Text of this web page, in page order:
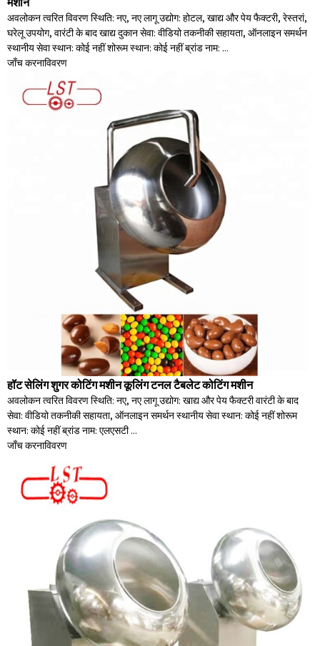
अवलोकन त्वरित विवरण स्थिति: नए, नए लागू उद्योग: होटल, खाद्य और पेय फैक्टरी, रेस्तरां,
घरेलू उपयोग, वारंटी के बाद खाद्य दुकान सेवा: वीडियो तकनीकी सहायता, ऑनलाइन समर्थन
स्थानीय सेवा स्थान: कोई नहीं शोरूम स्थान: कोई नहीं ब्रांड नाम: ...
जाँच करनाविवरण
हॉट सेलिंग शुगर कोटिंग मशीन कूलिंग टनल टैबलेट कोटिंग मशीन
अवलोकन त्वरित विवरण स्थिति: नए, नए लागू उद्योग: खाद्य और पेय फैक्टरी वारंटी के बाद
सेवा: वीडियो तकनीकी सहायता, ऑनलाइन समर्थन स्थानीय सेवा स्थान: कोई नहीं शोरूम
स्थान: कोई नहीं ब्रांड नाम: एलएसटी ...
जाँच करनाविवरण